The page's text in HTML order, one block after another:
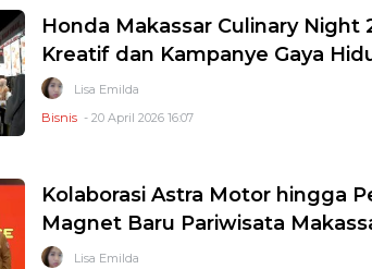
Honda Makassar Culinary Night
Kreatif dan Kampanye Gaya
Lisa Emilda
Bisnis - 20 April 2026 16:07
Kolaborasi Astra Motor hingga
Magnet Baru Pariwisata
Lisa Emilda